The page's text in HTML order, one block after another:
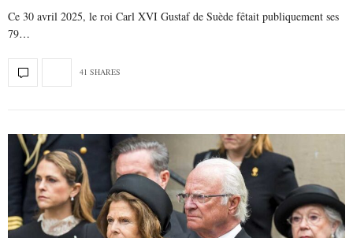
Ce 30 avril 2025, le roi Carl XVI Gustaf de Suède fêtait publiquement ses
79…
41 SHARES